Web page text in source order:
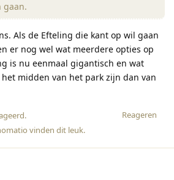
gaan.
Als de Efteling die kant op wil gaan
er nog wel wat meerdere opties op
is nu eenmaal gigantisch en wat
midden van het park zijn dan van
Reageren
.
vinden dit leuk.